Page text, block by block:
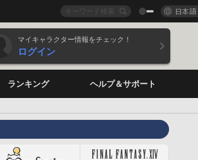
日本語
マイキャラクター情報をチェック！
ログイン
ランキング ヘルプ＆サポート